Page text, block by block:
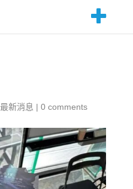
最新消息 | 0 comments